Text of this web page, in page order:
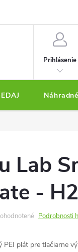
Prihlásenie
Lab
-
Podrobnosti
PEI plát pre tlačiarne